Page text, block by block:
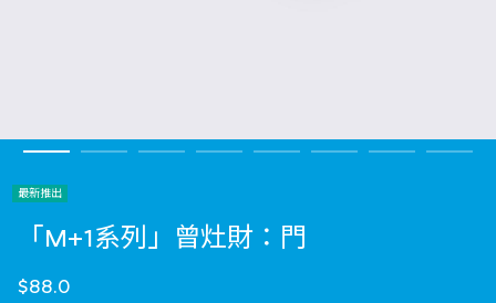
最新推出
「M+1系列」曾灶財：門
$88.0